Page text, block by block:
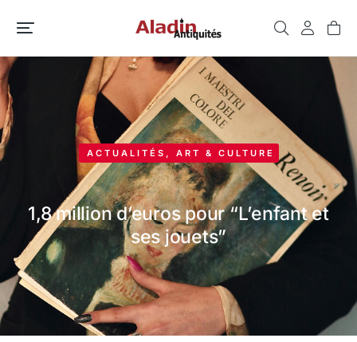
ACTUALITÉS ART & CULTURE
1,8 million d’euros pour “L’enfant et
ses jouets”